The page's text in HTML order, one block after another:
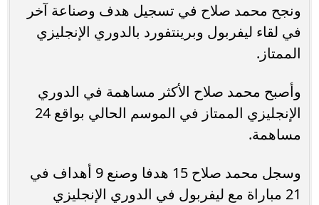
ونجح محمد صلاح في تسجيل هدف وصناعة آخر
في لقاء ليفربول وبرينتفورد بالدوري الإنجليزي
الممتاز.
وأصبح محمد صلاح الأكثر مساهمة في الدوري
الإنجليزي الممتاز في الموسم الحالي بواقع 24
مساهمة.
وسجل محمد صلاح 15 هدفا وصنع 9 أهداف في
21 مباراة مع ليفربول في الدوري الإنجليزي